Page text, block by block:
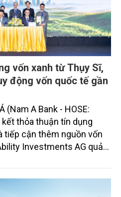
vốn xanh từ Thụy Sĩ,
động vốn quốc tế gần
(Nam A Bank - HOSE:
thỏa thuận tín dụng
tiếp cận thêm nguồn vốn
Investments AG quản
năm đến nay lên gần 350